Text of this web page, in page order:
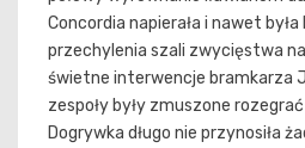
Concordia napierała i nawet była
przechylenia szali zwycięstwa
świetne interwencje bramkarza
zespoły były zmuszone
Dogrywka długo nie przynosiła